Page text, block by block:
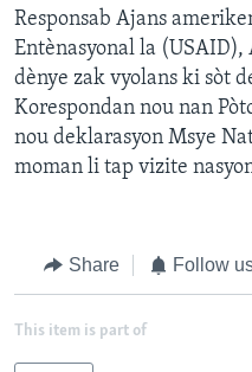
Navigation
Skip
to
Search
VIDEO
FLASHPOINT IKRÈN
Learning English
Languages
Responsab Ajans
Entènasyonal la
dènye zak vyolans ki sòt
Korespondan nou nan
nou deklarasyon Msye
moman li tap vizite
Share Follow
This item is part of